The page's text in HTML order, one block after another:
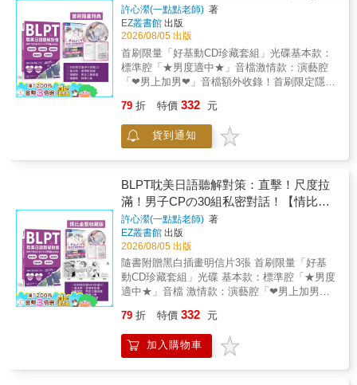
Code線上音檔）（首刷限量附好基動CD
珍藏套組）
許心瀠(一點點老師) 著
EZ叢書館 出版
2026/08/05 出版
首刷限量「好基動CD珍藏套組」光碟基本款：
標準腔「★男度適中★」音檔激情款：演藝腔
「❤男上加男❤」音檔額外收錄！首刷限定隱藏
小冊唷～）腐圈暴動史上最勁爆的耽美日語聽
力檢定，解放內心深處的腐魂！掀起一波腐味
日語學習的革命新高潮！本書收錄男子CP的30
昇華到男分男捨的聲音饗宴，以此鍛鍊自我，
在腐界登峰造極！第一部分是模仿日檢考題的
「直接挑戰」，考生們能夠給自己打一個預防
針，模擬檢定上遇到男題時的臨場反應。第二
部分則是附上酥麻的日文會話內容，搭配中文
翻譯與相關劇情（必備姿勢？）一起享用，最
後以延伸例句與重點單字穩固日文的表達技
巧。想必能將充滿愛意的腐味日語牢牢地刻在
腦海，在現實中也能秀個幾句，提升自己在腐
圈的威信！本書特色特色一：左右為男的聲音
管是想體驗一本正經的標準語腔調朗讀著「放
我下來」，還是想聆聽聲優禁慾地說出「不要
碰那裡」。身為成熟的大人，我們全都要！特
79 折 特價 332 元
貨到通知
BLPT耽美日語聽解對策：直擊！尺度拉
滿！男子CPの30組私密對話！【情比金
堅收藏版_加碼贈黑白插畫明信片三入
組】（附QR Code線上音檔）（首刷限
量附好基動CD珍藏套組）
許心瀠(一點點老師) 著
EZ叢書館 出版
2026/08/05 出版
隨書附贈黑白插畫明信片3張 首刷限量「好基
動CD珍藏套組」光碟 基本款：標準腔「★男度
適中★」音檔 激情款：演藝腔「❤男上加男
男言之癮♂」音檔 （還有隱藏款特典小冊唷
～） 腐圈暴動 史上最勁爆的耽美日語聽力檢
定，解放內心深處的腐魂！ 掀起一波腐味日語
79 折 特價 332 元
加入購物車